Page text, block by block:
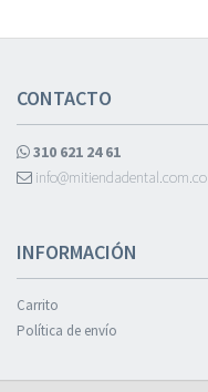
CONTACTO
310 621 24 61
info@mitiendadental.com.co
INFORMACIÓN
Carrito
Política de envío